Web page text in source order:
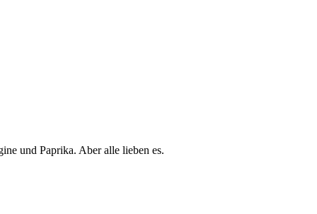
und Paprika. Aber alle lieben es.